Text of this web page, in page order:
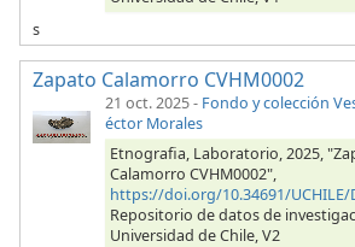
s
Zapato Calamorro CVHM0002
21 oct. 2025- Fondo y colección
éctor Morales
Etnografia, Laboratorio, 2025,
Calamorro CVHM0002",
https://doi.org/10.34691/UCHILE/
Repositorio de datos de
Universidad de Chile, V2